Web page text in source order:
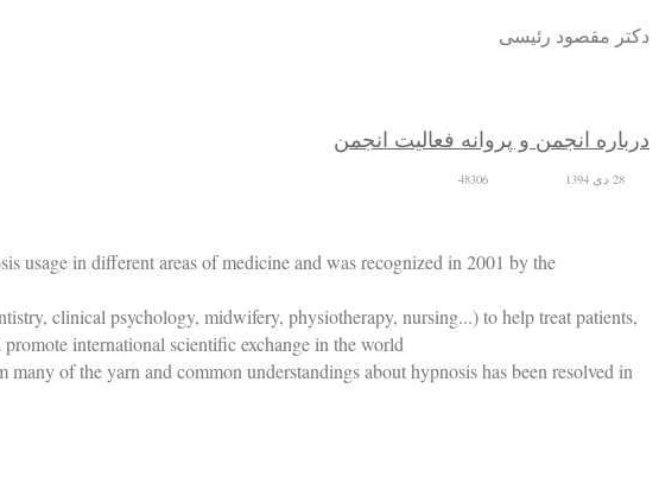
دکتر مقصود رئیسی
درباره انجمن و پروانه فعالیت انجمن
28 دی 1394 48306
in different areas of medicine and was recognized in 2001 by the
clinical psychology, midwifery, physiotherapy, nursing...) to help treat patients,
international scientific exchange in the world.
of the yarn and common understandings about hypnosis has been resolved in